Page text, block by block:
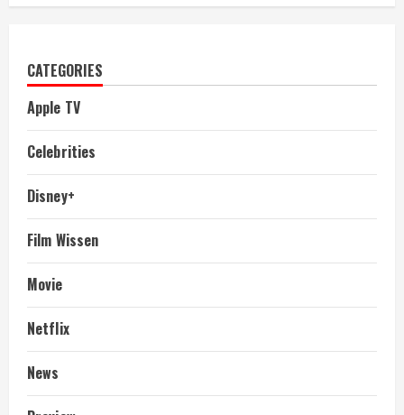
CATEGORIES
Apple TV
Celebrities
Disney+
Film Wissen
Movie
Netflix
News